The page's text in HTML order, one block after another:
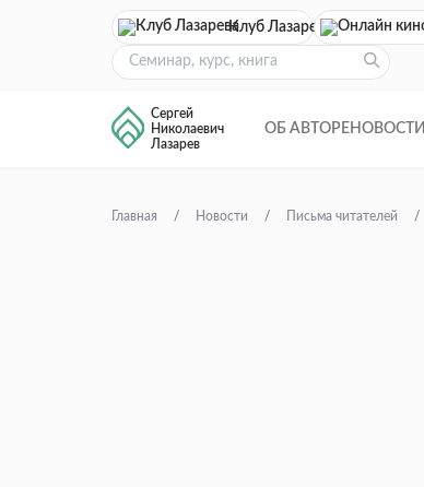
Клуб Лазарева
Сергей
Николаевич
Лазарев
ОБ АВТОРЕ НОВОСТИ
Главная Новости Письма читателей